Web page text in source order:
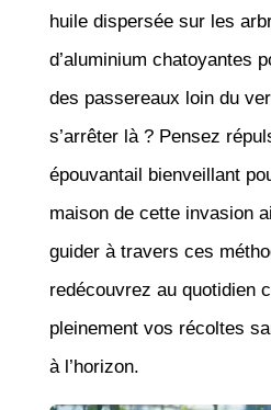
huile dispersée sur les
d’aluminium chatoyantes
des passereaux loin du
s’arrêter là ? Pensez
épouvantail bienveillant
maison de cette invasion
guider à travers ces
redécouvrez au quotidien
pleinement vos récoltes
à l’horizon.